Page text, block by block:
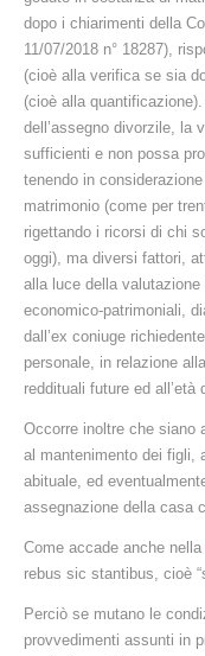
dopo i chiarimenti della
11/07/2018 n° 18287),
(cioè alla verifica se sia
(cioè alla
dell’assegno divorzile, la
sufficienti e non possa
tenendo in
matrimonio (come per
rigettando i ricorsi di chi
oggi), ma diversi fattori,
alla luce della
economico-patrimoniali,
dall’ex coniuge
personale, in relazione
reddituali future ed all’età
Occorre inoltre che siano
al mantenimento dei figli,
abituale, ed
assegnazione della casa
Come accade anche nella
rebus sic stantibus, cioè
Perciò se mutano le
provvedimenti assunti in